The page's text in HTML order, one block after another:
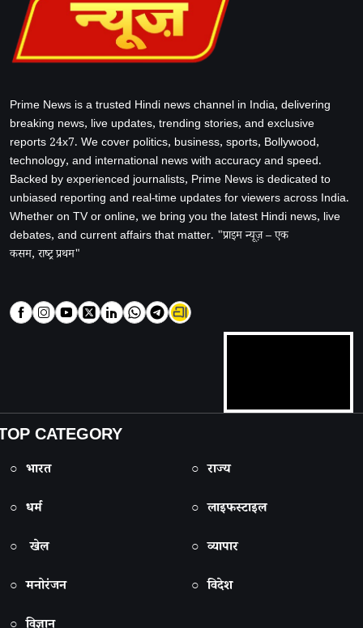
Prime News is a trusted Hindi news channel in India, delivering
breaking news, live updates, trending stories, and exclusive
reports 24x7. We cover politics, business, sports, Bollywood,
technology, and international news with accuracy and speed.
Backed by experienced journalists, Prime News is dedicated to
unbiased reporting and real-time updates for viewers across India.
Whether on TV or online, we bring you the latest Hindi news, live
debates, and current affairs that matter. "प्राइम न्यूज़ – एक
कसम, राष्ट्र प्रथम"
CATEGORY
○ भारत
○ राज्य
○ धर्म
○ लाइफस्टाइल
○ खेल
○ व्यापार
○ मनोरंजन
○ विदेश